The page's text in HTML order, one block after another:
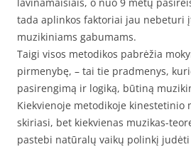
tada aplinkos faktoriai jau nebeturi
muzikiniams gabumams.
Taigi visos metodikos pabrėžia
pirmenybę, – tai tie pradmenys,
pasirengimą ir logiką, būtiną
Kiekvienoje metodikoje kinestetinio
skiriasi, bet kiekvienas muzikas-
pastebi natūralų vaikų polinkį